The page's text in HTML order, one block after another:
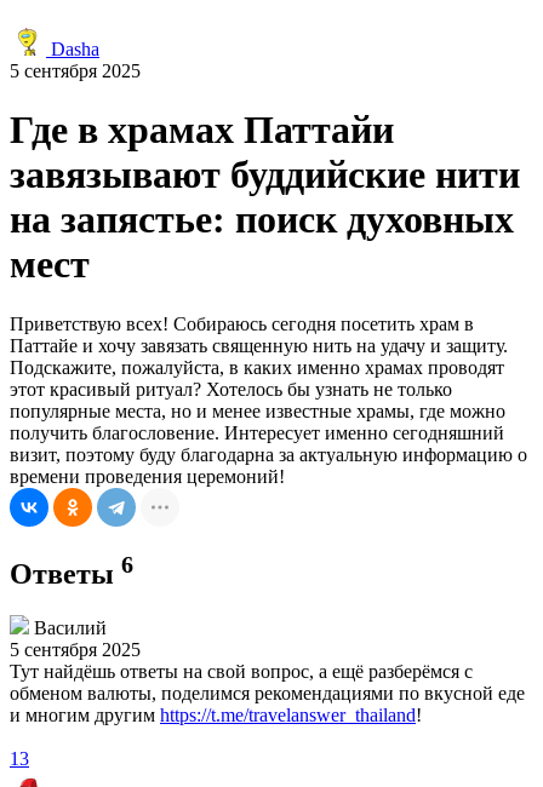
Dasha
5 сентября 2025
Где в храмах Паттайи
завязывают буддийские нити
на запястье: поиск духовных
мест
Приветствую всех! Собираюсь сегодня посетить храм в
Паттайе и хочу завязать священную нить на удачу и защиту.
Подскажите, пожалуйста, в каких именно храмах проводят
этот красивый ритуал? Хотелось бы узнать не только
популярные места, но и менее известные храмы, где можно
получить благословение. Интересует именно сегодняшний
визит, поэтому буду благодарна за актуальную информацию о
времени проведения церемоний!
Ответы 6
Василий
5 сентября 2025
Тут найдёшь ответы на свой вопрос, а ещё разберёмся с
обменом валюты, поделимся рекомендациями по вкусной еде
и многим другим https://t.me/travelanswer_thailand!
13